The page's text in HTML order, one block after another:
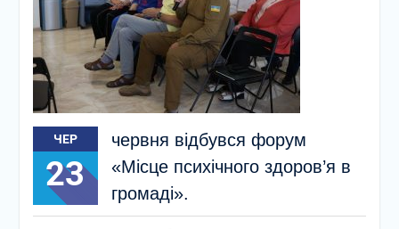
ЧЕР
23
червня відбувся форум
«Місце психічного здоров’я в
громаді».